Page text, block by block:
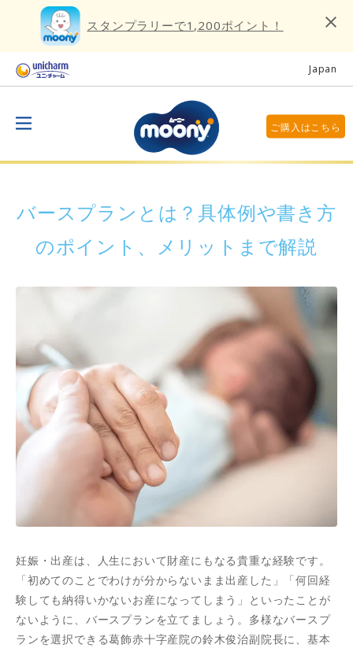
スタンプラリーで1,200ポイント！
Japan
ご購入はこちら
バースプランとは？具体例や書き方
のポイント、メリットまで解説
妊娠・出産は、人生において財産にもなる貴重な経験です。
「初めてのことでわけが分からないまま出産した」「何回経
験しても納得いかないお産になってしまう」といったことが
ないように、バースプランを立てましょう。多様なバースプ
ランを選択できる葛飾赤十字産院の鈴木俊治副院長に、基本